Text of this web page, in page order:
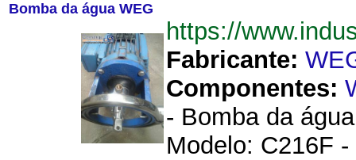
Bomba da água WEG
https://
Fabricante:
Componentes:
- Bomba da
Modelo: C216F